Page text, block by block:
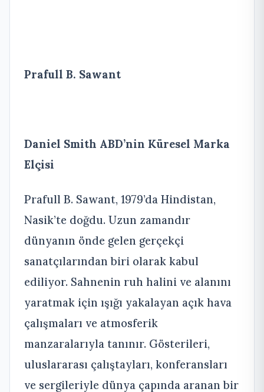
Prafull B. Sawant
Daniel Smith ABD’nin Küresel Marka
Elçisi
Prafull B. Sawant, 1979’da Hindistan,
Nasik’te doğdu. Uzun zamandır
dünyanın önde gelen gerçekçi
sanatçılarından biri olarak kabul
ediliyor. Sahnenin ruh halini ve alanını
yaratmak için ışığı yakalayan açık hava
çalışmaları ve atmosferik
manzaralarıyla tanınır. Gösterileri,
uluslararası çalıştayları, konferansları
ve sergileriyle dünya çapında aranan bir